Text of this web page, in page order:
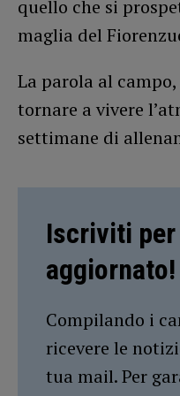
quello che si
maglia del
La parola al
tornare a vivere
settimane di
Iscriviti
aggiornato!
Compilando i
ricevere le
tua mail. Per